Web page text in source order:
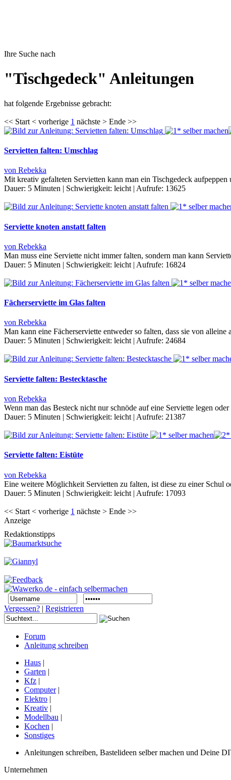
Ihre Suche nach
"Tischgedeck" Anleitungen
hat folgende Ergebnisse gebracht:
<< Start < vorherige 1 nächste > Ende >>
Servietten falten: Umschlag
von Rebekka
Mit kreativ gefalteten Servietten kann man ein Tischgedeck
Dauer: 5 Minuten | Schwierigkeit: leicht | Aufrufe: 13625
Serviette knoten anstatt falten
von Rebekka
Man muss eine Serviette nicht immer falten, sondern man kann
Dauer: 5 Minuten | Schwierigkeit: leicht | Aufrufe: 16824
Fächerserviette im Glas falten
von Rebekka
Man kann eine Fächerserviette entweder so falten, dass sie von
Dauer: 5 Minuten Schwierigkeit: leicht Aufrufe: 24684
Serviette falten: Bestecktasche
von Rebekka
Wenn man das Besteck nicht nur schnöde auf eine Serviette legen
Dauer: 5 Minuten | Schwierigkeit: leicht | Aufrufe: 21387
Serviette falten: Eistüte
von Rebekka
Eine weitere Möglichkeit Servietten zu falten, ist diese zu einer Schul
Dauer: 5 Minuten | Schwierigkeit: leicht | Aufrufe: 17093
<< Start < vorherige 1 nächste > Ende >>
Anzeige
Redaktionstipps
Vergessen? | Registrieren
Forum
Anleitung schreiben
Haus |
Garten |
Kfz |
Computer|
Elektro |
Kreativ |
Modellbau |
Kochen |
Sonstiges
Anleitungen schreiben, Bastelideen selber machen und Deine
Unternehmen